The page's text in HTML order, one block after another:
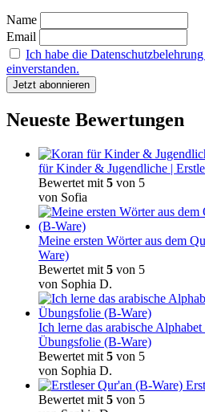
Name
Email
Ich habe die
einverstanden.
Neueste Bewertungen
für Kinder & Jugendliche |
Bewertet mit 5 von 5
von Sofia
Meine ersten Wörter aus dem
Ware)
Bewertet mit 5 von 5
von Sophia D.
Ich lerne das arabische
Übungsfolie (B-Ware)
Bewertet mit 5 von 5
von Sophia D.
Bewertet mit 5 von 5